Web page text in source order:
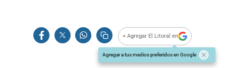
+ Agregar El Litoral en
Agregar a tus medios preferidos en Google